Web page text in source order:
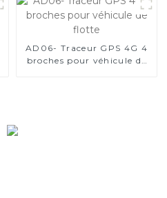
animaux
AD06- Traceur GPS 4G 4
broches pour véhicule de